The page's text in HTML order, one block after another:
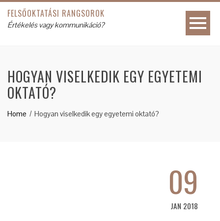
FELSŐOKTATÁSI RANGSOROK
Értékelés vagy kommunikáció?
HOGYAN VISELKEDIK EGY EGYETEMI
OKTATÓ?
Home Hogyan viselkedik egy egyetemi oktató?
09
JAN 2018